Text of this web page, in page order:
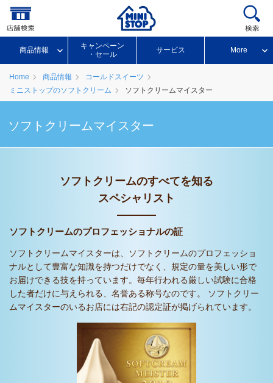
商品情報
キャンペーン
・セール
サービス More
Home 商品情報
コールドスイーツ
ミニストップのソフトクリーム
ソフトクリームマイスター
ソフトクリームマイスター
ソフトクリームのすべてを知る
スペシャリスト
ソフトクリームのプロフェッショナルの証
ソフトクリームマイスターは、ソフトクリームのプロフェッショ
ナルとして豊富な知識を持つだけでなく、規定の量を美しい形で
お届けできる技を持っています。毎年行われる厳しい試験に合格
した者だけに与えられる、名誉ある称号なのです。 ソフトクリー
ムマイスターのいるお店には右記の認定証が掲げられています。